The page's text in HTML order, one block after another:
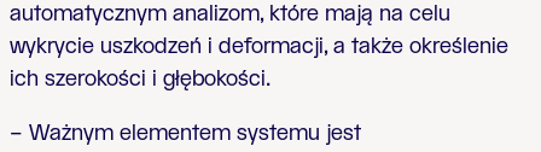
automatycznym analizom, które mają na celu
wykrycie uszkodzeń i deformacji, a także określenie
ich szerokości i głębokości.
– Ważnym elementem systemu jest